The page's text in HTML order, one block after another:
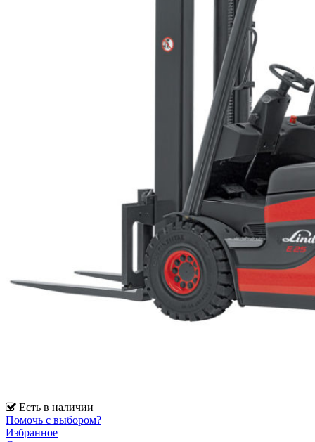
Есть в наличии
Помочь с выбором?
Избранное